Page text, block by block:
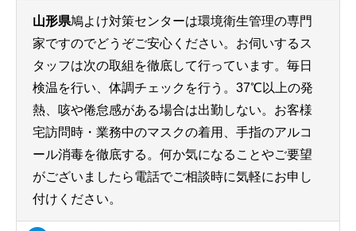
山形県鳩よけ対策センターは環境衛生管理の専門
家ですのでどうぞご安心ください。お伺いするス
タッフは次の取組を徹底して行っています。毎日
検温を行い、体調チェックを行う。37℃以上の発
熱、咳や倦怠感がある場合は出勤しない。お客様
宅訪問時・業務中のマスクの着用、手指のアルコ
ール消毒を徹底する。何か気になることやご要望
がございましたら電話でご相談時に気軽にお申し
付けください。